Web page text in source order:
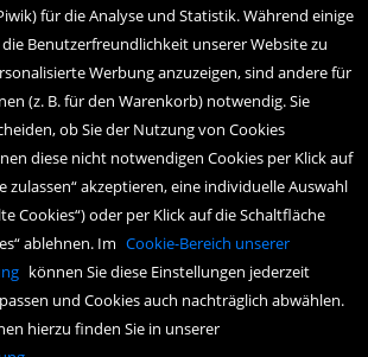
| Socialicon | Zahlungsicon | Serviceicons
für die Analyse und Statistik. Während einige
Benutzerfreundlichkeit unserer Website zu
Werbung anzuzeigen, sind andere für
(z. B. für den Warenkorb) notwendig. Sie
ob Sie der Nutzung von Cookies
diese nicht notwendigen Cookies per Klick auf
zulassen“ akzeptieren, eine individuelle Auswahl
Cookies“) oder per Klick auf die Schaltfläche
ablehnen. Im Cookie-Bereich unserer
können Sie diese Einstellungen jederzeit
und Cookies auch nachträglich abwählen.
hierzu finden Sie in unserer